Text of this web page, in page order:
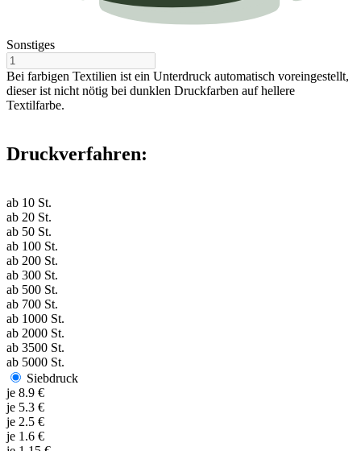
Sonstiges
Bei farbigen Textilien ist ein Unterdruck automatisch voreingestellt,
dieser ist nicht nötig bei dunklen Druckfarben auf hellere
Textilfarbe.
Druckverfahren:
ab 10 St.
ab 20 St.
ab 50 St.
ab 100 St.
ab 200 St.
ab 300 St.
ab 500 St.
ab 700 St.
ab 1000 St.
ab 2000 St.
ab 3500 St.
ab 5000 St.
Siebdruck
je 8.9 €
je 5.3 €
je 2.5 €
je 1.6 €